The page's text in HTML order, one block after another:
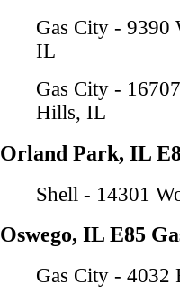
Gas City - 9390
IL
Gas City -
Hills, IL
Orland Park, IL
Shell - 14301
Oswego, IL E85
Gas City - 4032